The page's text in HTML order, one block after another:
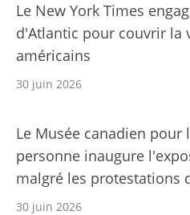
Le New York Times
d'Atlantic pour couvrir la
américains
30 juin 2026
Le Musée canadien pour
personne inaugure
malgré les protestations
30 juin 2026